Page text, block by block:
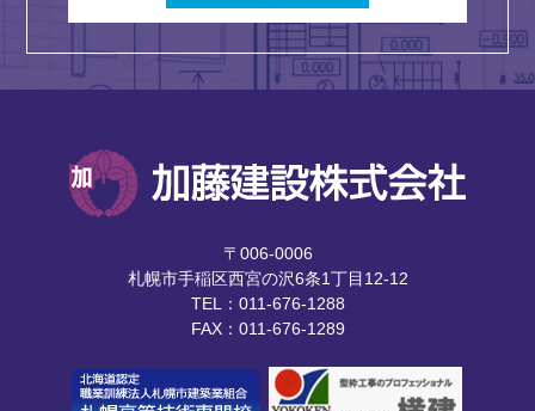
〒006-0006
札幌市手稲区西宮の沢6条1丁目12-12
TEL：011-676-1288
FAX：011-676-1289